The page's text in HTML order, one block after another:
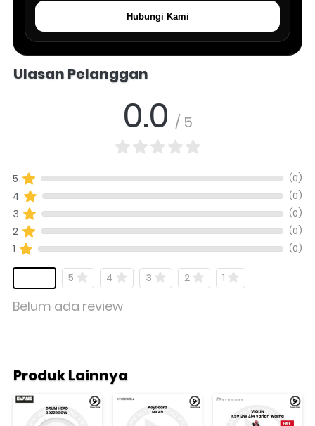
Hubungi Kami
Ulasan Pelanggan
0.0 / 5
5 (0)
4 (0)
3 (0)
2 (0)
1 (0)
5 4 3 2 1
Belum ada review
Produk Lainnya